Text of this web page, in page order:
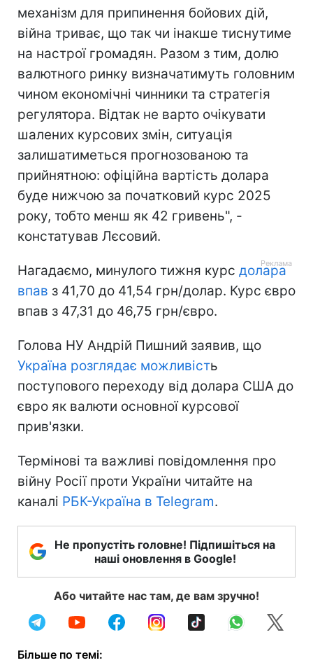
механізм для припинення бойових дій,
війна триває, що так чи інакше тиснутиме
на настрої громадян. Разом з тим, долю
валютного ринку визначатимуть головним
чином економічні чинники та стратегія
регулятора. Відтак не варто очікувати
шалених курсових змін, ситуація
залишатиметься прогнозованою та
прийнятною: офіційна вартість долара
буде нижчою за початковий курс 2025
року, тобто менш як 42 гривень", -
констатував Лєсовий.
Нагадаємо, минулого тижня курс долара
впав з 41,70 до 41,54 грн/долар. Курс євро
впав з 47,31 до 46,75 грн/євро.
Голова НУ Андрій Пишний заявив, що
Україна розглядає можливість
поступового переходу від долара США до
євро як валюти основної курсової
прив'язки.
Термінові та важливі повідомлення про
війну Росії проти України читайте на
каналі РБК-Україна в Telegram.
Не пропустіть головне! Підпишіться на
наші оновлення в Google!
Або читайте нас там, де вам зручно!
Більше по темі: